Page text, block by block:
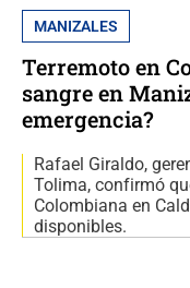
MANIZALES
Terremoto en
sangre en
emergencia?
Rafael Giraldo,
Tolima, confirmó
Colombiana en
disponibles.